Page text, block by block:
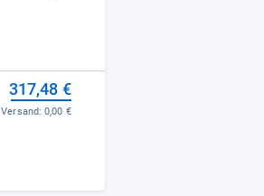
317,48 €
Versand:0,00 €